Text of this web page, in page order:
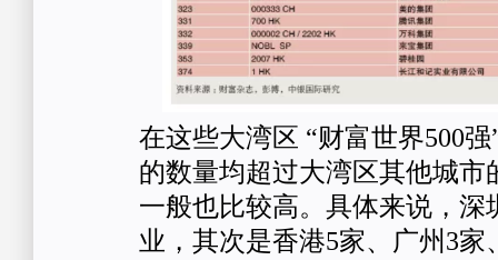
在这些大湾区 “财富世界500
的数量均超过大湾区其他城市
一般也比较高。具体来说，深
业，其次是香港5家、广州3家